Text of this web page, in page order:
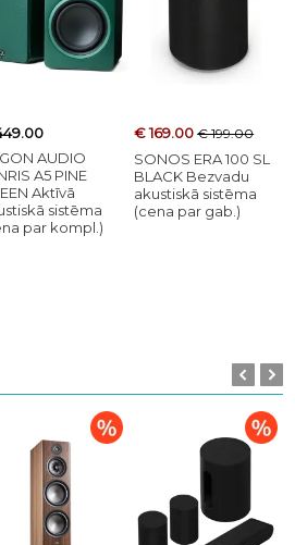
AUDIO
A5 PINE
Aktīvā
sistēma
par kompl.)
€ 169.00€ 199.00
SONOS ERA 100 SL
BLACK Bezvadu
akustiskā sistēma
(cena par gab.)